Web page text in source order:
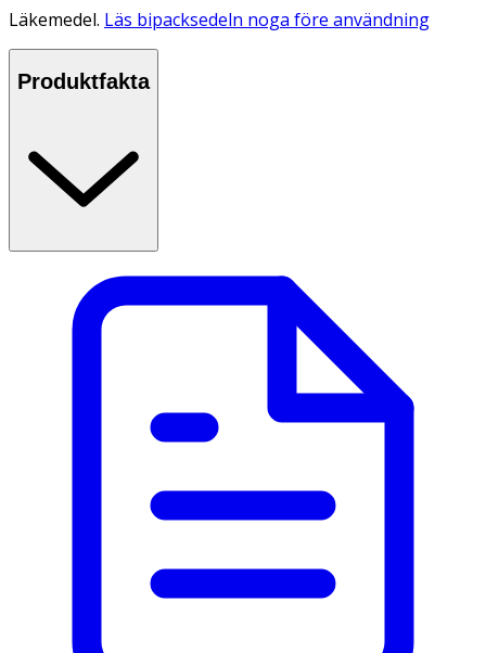
Läkemedel. Läs bipacksedeln noga före användning
Produktfakta